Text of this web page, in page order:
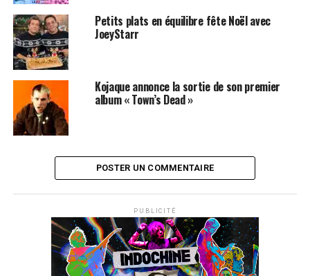
Petits plats en équilibre fête Noël avec
JoeyStarr
Kojaque annonce la sortie de son premier
album « Town’s Dead »
POSTER UN COMMENTAIRE
PUBLICITÉ